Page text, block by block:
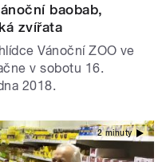
baobab,
zvířata
Vánoční ZOO ve
v sobotu 16.
2018.
2 minuty